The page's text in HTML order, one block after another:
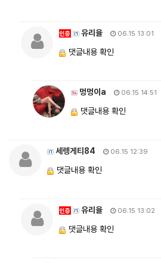
인증 유리율 06.15 13:01
댓글내용 확인
멍멍이a 06.15 14:51
댓글내용 확인
세렝게티84 06.15 12:39
댓글내용 확인
인증 유리율 06.15 13:02
댓글내용 확인